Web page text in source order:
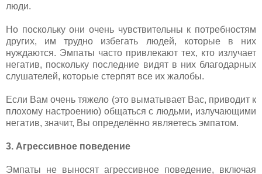
люди.
Но поскольку они очень чувствительны к потребностям
других, им трудно избегать людей, которые в них
нуждаются. Эмпаты часто привлекают тех, кто излучает
негатив, поскольку последние видят в них благодарных
слушателей, которые стерпят все их жалобы.
Если Вам очень тяжело (это выматывает Вас, приводит к
плохому настроению) общаться с людьми, излучающими
негатив, значит, Вы определённо являетесь эмпатом.
3. Агрессивное поведение
Эмпаты не выносят агрессивное поведение, включая